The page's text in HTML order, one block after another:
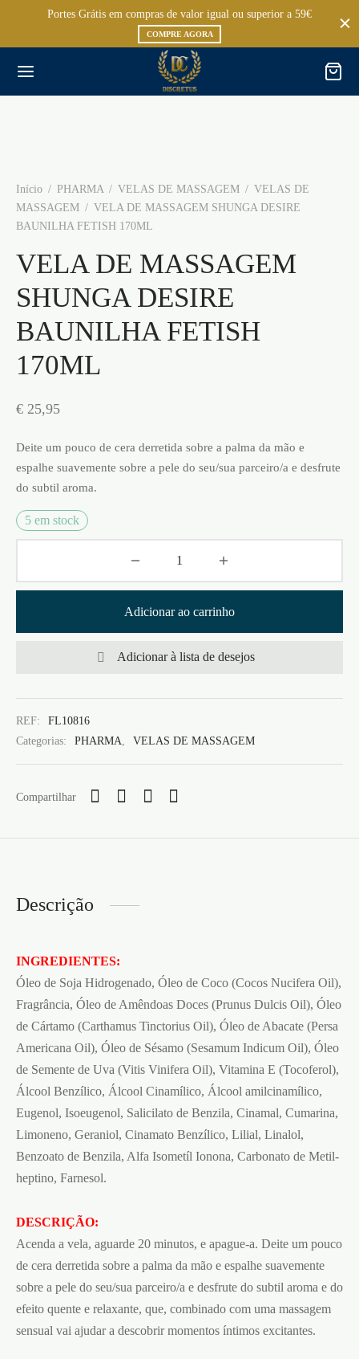
Portes Grátis em compras de valor igual ou superior a 59€
COMPRE AGORA
Início / PHARMA / VELAS DE MASSAGEM / VELAS DE
MASSAGEM / VELA DE MASSAGEM SHUNGA DESIRE
BAUNILHA FETISH 170ML
VELA DE MASSAGEM
SHUNGA DESIRE
BAUNILHA FETISH
170ML
€ 25,95
Deite um pouco de cera derretida sobre a palma da mão e
espalhe suavemente sobre a pele do seu/sua parceiro/a e desfrute
do subtil aroma.
5 em stock
Adicionar ao carrinho
Adicionar à lista de desejos
REF:
FL10816
Categorias:
PHARMA VELAS DE MASSAGEM
Compartilhar
Descrição
INGREDIENTES:
Óleo de Soja Hidrogenado, Óleo de Coco (Cocos Nucifera Oil),
Fragrância, Óleo de Amêndoas Doces (Prunus Dulcis Oil), Óleo
de Cártamo (Carthamus Tinctorius Oil), Óleo de Abacate (Persa
Americana Oil), Óleo de Sésamo (Sesamum Indicum Oil), Óleo
de Semente de Uva (Vitis Vinifera Oil), Vitamina E (Tocoferol),
Álcool Benzílico, Álcool Cinamílico, Álcool amilcinamílico,
Eugenol, Isoeugenol, Salicilato de Benzila, Cinamal, Cumarina,
Limoneno, Geraniol, Cinamato Benzílico, Lilial, Linalol,
Benzoato de Benzila, Alfa Isometíl Ionona, Carbonato de Metil-
heptino, Farnesol.
DESCRIÇÃO:
Acenda a vela, aguarde 20 minutos, e apague-a. Deite um pouco
de cera derretida sobre a palma da mão e espalhe suavemente
sobre a pele do seu/sua parceiro/a e desfrute do subtil aroma e do
efeito quente e relaxante, que, combinado com uma massagem
sensual vai ajudar a descobrir momentos íntimos excitantes.